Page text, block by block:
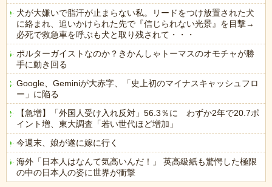
犬が大嫌いで脂汗が止まらない私。リードをつけ放置された犬
に絡まれ、追いかけられた先で『信じられない光景』を目撃→
必死で救急車を呼ぶも犬と取り残されて・・・
ポルターガイストなのか？きかんしゃトーマスのオモチャが勝
手に動き回る
Google、Geminiが大赤字、「史上初のマイナスキャッシュフロ
ー」に陥る
【急増】「外国人受け入れ反対」56.3％に わずか2年で20.7ポ
イント増、東大調査「若い世代ほど増加」
今週末、娘が遂に嫁に行く
海外「日本人はなんて気高いんだ！」 英高級紙も驚愕した極限
の中の日本人の姿に世界が衝撃